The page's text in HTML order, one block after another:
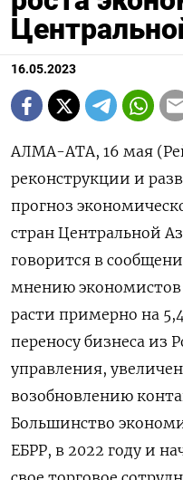
16.05.2023
АЛМА-АТА, 16 мая
реконструкции и
прогноз
стран Центральной
говорится в
мнению
расти примерно на
переносу бизнеса из
управления,
возобновлению
Большинство
ЕБРР, в 2022 году и